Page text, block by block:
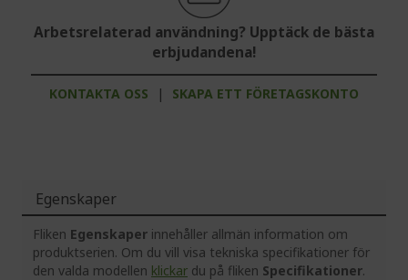
Arbetsrelaterad användning? Upptäck de bästa
erbjudandena!
KONTAKTA OSS | SKAPA ETT FÖRETAGSKONTO
Egenskaper
Fliken Egenskaper innehåller allmän information om
produktserien. Om du vill visa tekniska specifikationer för
den valda modellen klickar du på fliken Specifikationer.